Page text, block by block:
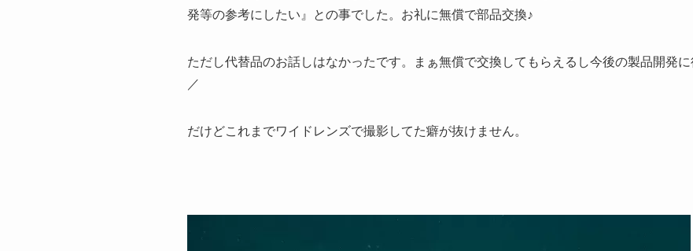
発等の参考にしたい』との事でした。お礼に無償で部品交換♪
ただし代替品のお話しはなかったです。まぁ無償で交換してもらえるし今後の製品開発
／
だけどこれまでワイドレンズで撮影してた癖が抜けません。